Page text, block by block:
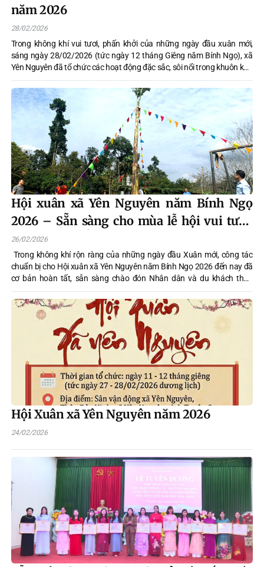
năm 2026
28/02/2026
Trong không khí vui tươi, phấn khởi của những ngày đầu xuân mới,
sáng ngày 28/02/2026 (tức ngày 12 tháng Giêng năm Bính Ngọ), xã
Yên Nguyên đã tổ chức các hoạt động đặc sắc, sôi nổi trong khuôn khổ
Hội xuân, thu hút đông đảo Nhân dân và du khách thập phương tham
gia, tạo nên bầu không khí rộn ràng, đậm đà bản sắc văn hoá dân tộc.
Hội xuân xã Yên Nguyên năm Bính Ngọ
2026 – Sẵn sàng cho mùa lễ hội vui tươi,
đậm đà bản sắc
26/02/2026
Trong không khí rộn ràng của những ngày đầu Xuân mới, công tác
chuẩn bị cho Hội xuân xã Yên Nguyên năm Bính Ngọ 2026 đến nay đã
cơ bản hoàn tất, sẵn sàng chào đón Nhân dân và du khách thập
phương về tham gia, trải nghiệm. Hội xuân không chỉ là dịp vui chơi,
giao lưu văn hóa mà còn là hoạt động truyền thống có ý nghĩa quan
trọng, góp phần giữ gìn bản sắc dân tộc, tăng cường khối đại đoàn kết
toàn dân và tạo khí thế thi đua sôi nổi ngay từ những ngày đầu năm.
Hội Xuân xã Yên Nguyên năm 2026
24/02/2026